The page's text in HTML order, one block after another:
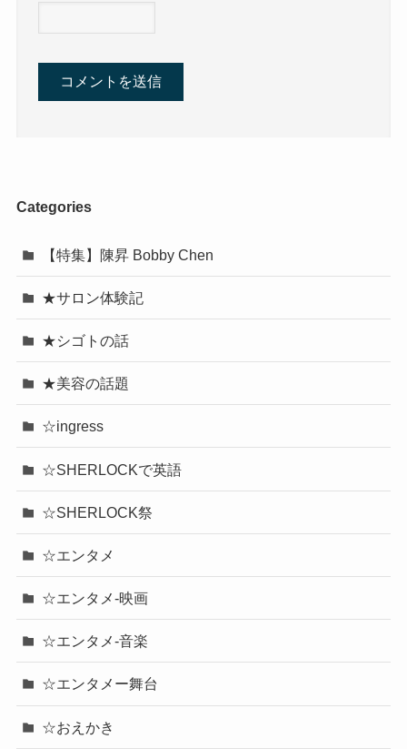
Categories
【特集】陳昇 Bobby Chen
★サロン体験記
★シゴトの話
★美容の話題
☆ingress
☆SHERLOCKで英語
☆SHERLOCK祭
☆エンタメ
☆エンタメ-映画
☆エンタメ-音楽
☆エンタメー舞台
☆おえかき